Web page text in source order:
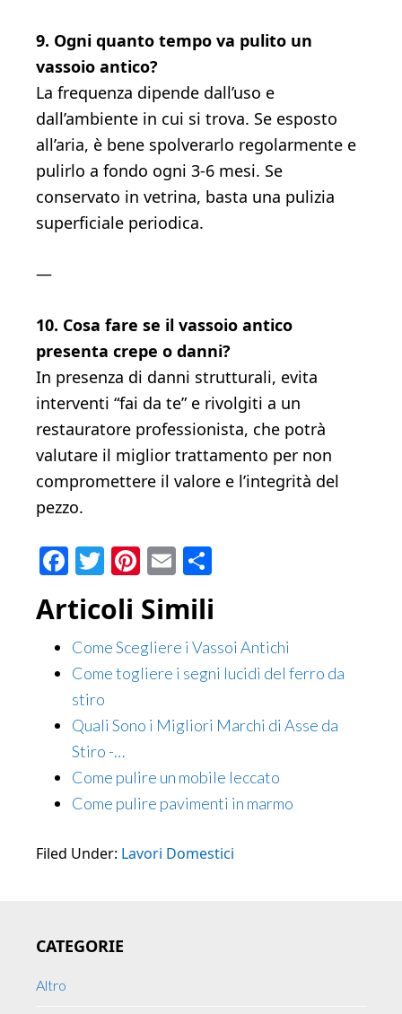
9. Ogni quanto tempo va pulito un
vassoio antico?
La frequenza dipende dall’uso e
dall’ambiente in cui si trova. Se esposto
all’aria, è bene spolverarlo regolarmente e
pulirlo a fondo ogni 3-6 mesi. Se
conservato in vetrina, basta una pulizia
superficiale periodica.
—
10. Cosa fare se il vassoio antico
presenta crepe o danni?
In presenza di danni strutturali, evita
interventi “fai da te” e rivolgiti a un
restauratore professionista, che potrà
valutare il miglior trattamento per non
compromettere il valore e l’integrità del
pezzo.
Facebook
Twitter
Pinterest
Email
Articoli Simili
Come Scegliere i Vassoi Antichi
Come togliere i segni lucidi del ferro da
stiro
Quali Sono i Migliori Marchi di Asse da
Stiro -…
Come pulire un mobile leccato
Come pulire pavimenti in marmo
Filed Under: Lavori Domestici
Sidebar
CATEGORIE
Altro